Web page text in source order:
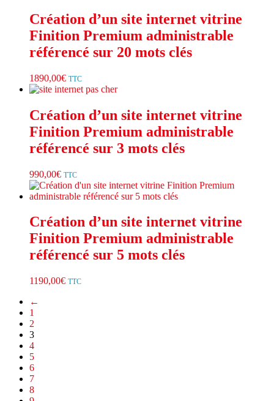
Création d’un site internet vitrine
Finition Premium administrable
référencé sur 20 mots clés
1890,00€ TTC
Création d’un site internet vitrine
Finition Premium administrable
référencé sur 3 mots clés
990,00€ TTC
Création d’un site internet vitrine
Finition Premium administrable
référencé sur 5 mots clés
1190,00€ TTC
←
1
2
3
4
5
6
7
8